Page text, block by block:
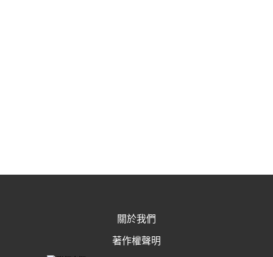
關於我們
著作權聲明